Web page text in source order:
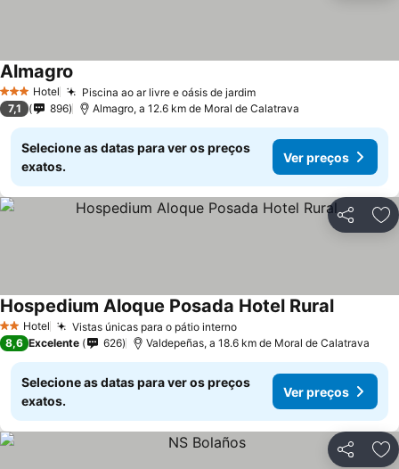
3 EstrelasHotel Piscina ao ar livre e oásis de jardim
Almagro
7,1 896 Almagro, a 12.6 km de Moral de Calatrava
Selecione as datas para ver os preços
exatos.
Ver preços
Partilhar
2 Estrelas
Hotel Vistas únicas para o pátio interno
Hospedium Aloque Posada Hotel Rural
8,6 Excelente 626 Valdepeñas, a 18.6 km de Moral de Calatrava
Selecione as datas para ver os preços
exatos.
Ver preços
Partilhar